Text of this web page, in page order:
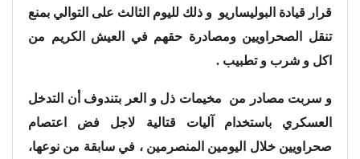
قرار قيادة البوليساريو و ذلك لليوم الثالث على التوالي بمنع
تنقل الصحراويين ومصادرة حقهم في العيش الكريم من
اكل و شرب و تطبيب .
و سربت مصادر من مخيمات ذل و العر بتندوف أن التدخل
العسكري باستخدام آليات قتالية لاجل فض اعتصام
صحراويين خلال اليومين المنصرمين ، في سابقة من نوعها،